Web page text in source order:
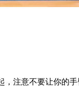
注意不要让你的手